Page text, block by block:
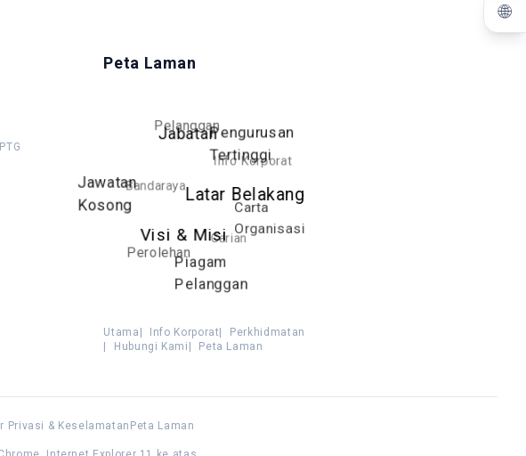
🌐
Peta Laman
Latar Belakang
Visi & Misi
Piagam
Pelanggan
Carta
Organisasi
Pengurusan
Tertinggi
Jabatan
Jawatan
Kosong
Perolehan
Carian
Info Korporat
Pelanggan
Bandaraya
Utama Info Korporat
Perkhidmatan
Hubungi Kami Peta Laman
Privasi & Keselamatan Peta Laman